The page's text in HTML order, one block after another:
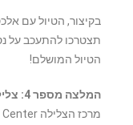
בקיצור, הטיול עם
תצטרכו להתעכב על
הטיול המושלם!
המלצה מספר 4: צלילה במרכז הצלילה ABC Diving Center